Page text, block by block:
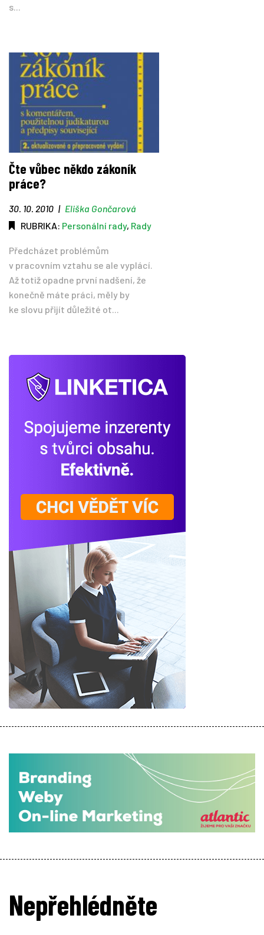
s...
Čte vůbec někdo zákoník
práce?
30. 10. 2010 | Eliška Gončarová
RUBRIKA: Personální rady, Rady
Předcházet problémům
v pracovním vztahu se ale vyplácí.
Až totiž opadne první nadšení, že
konečně máte práci, měly by
ke slovu přijít důležité ot...
Nepřehlédněte